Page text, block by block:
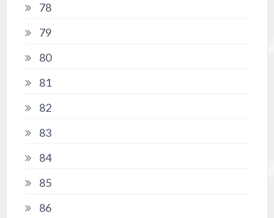
78
79
80
81
82
83
84
85
86